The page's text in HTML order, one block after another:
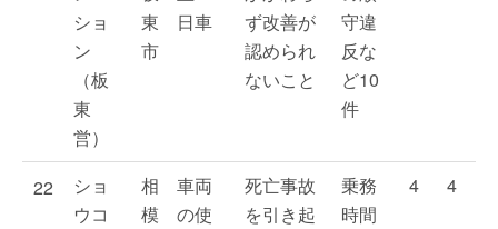
ショ
ン
（板
東
営）
東
市
日車
ず改善が
認められ
ないこと
守違
反な
ど10
件
22
ショ
ウコ
相
模
車両
の使
死亡事故
を引き起
乗務
時間
4 4